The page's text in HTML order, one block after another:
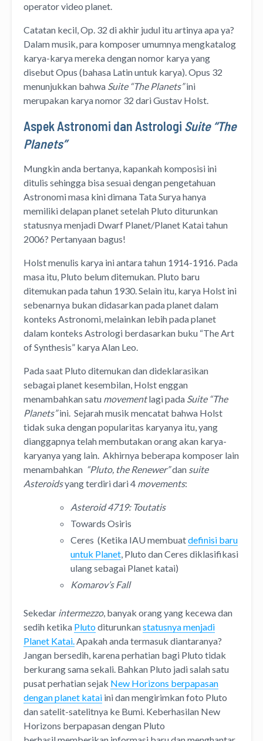
operator video planet.
Catatan kecil, Op. 32 di akhir judul itu artinya apa ya?
Dalam musik, para komposer umumnya mengkatalog
karya-karya mereka dengan nomor karya yang
disebut Opus (bahasa Latin untuk karya). Opus 32
menunjukkan bahwa Suite “The Planets”ini
merupakan karya nomor 32 dari Gustav Holst.
Aspek Astronomi dan Astrologi Suite “The
Planets”
Mungkin anda bertanya, kapankah komposisi ini
ditulis sehingga bisa sesuai dengan pengetahuan
Astronomi masa kini dimana Tata Surya hanya
memiliki delapan planet setelah Pluto diturunkan
statusnya menjadi Dwarf Planet/Planet Katai tahun
2006? Pertanyaan bagus!
Holst menulis karya ini antara tahun 1914-1916. Pada
masa itu, Pluto belum ditemukan. Pluto baru
ditemukan pada tahun 1930. Selain itu, karya Holst ini
sebenarnya bukan didasarkan pada planet dalam
konteks Astronomi, melainkan lebih pada planet
dalam konteks Astrologi berdasarkan buku “The Art
of Synthesis” karya Alan Leo.
Pada saat Pluto ditemukan dan dideklarasikan
sebagai planet kesembilan, Holst enggan
menambahkan satu movementlagi pada Suite “The
Planets”ini. Sejarah musik mencatat bahwa Holst
tidak suka dengan popularitas karyanya itu, yang
dianggapnya telah membutakan orang akan karya-
karyanya yang lain. Akhirnya beberapa komposer lain
menambahkan “Pluto, the Renewer”dan suite
Asteroidsyang terdiri dari 4 movements:
Asteroid 4719: Toutatis
Towards Osiris
Ceres (Ketika IAU membuatdefinisi baru
untuk Planet, Pluto dan Ceres diklasifikasi
ulang sebagai Planet katai)
Komarov’s Fall
Sekedar intermezzo, banyak orang yang kecewa dan
sedih ketika Plutoditurunkanstatusnya menjadi
Planet Katai.Apakah anda termasuk diantaranya?
Jangan bersedih, karena perhatian bagi Pluto tidak
berkurang sama sekali. Bahkan Pluto jadi salah satu
pusat perhatian sejak New Horizons berpapasan
dengan planet katai ini dan mengirimkan foto Pluto
dan satelit-satelitnya ke Bumi. Keberhasilan New
Horizons berpapasan dengan Pluto